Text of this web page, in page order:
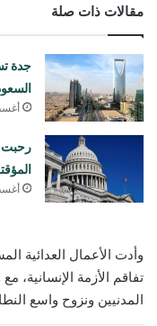
مقالات ذات صلة
جدة
أغسطس
رحبت
أغسطس
وأدت الأعمال العدائية
تفاقم الأزمة
المدنيين ونزوح واسع